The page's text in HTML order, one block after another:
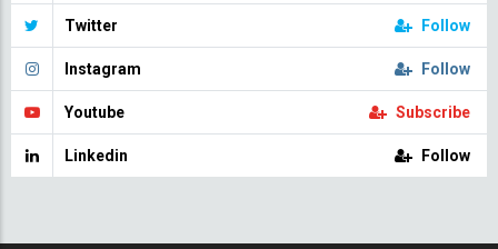
Twitter Follow
Instagram Follow
Youtube Subscribe
Linkedin Follow